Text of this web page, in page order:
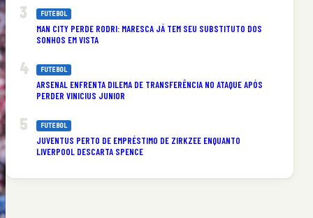
FUTEBOL
MAN CITY PERDE RODRI: MARESCA JÁ TEM SEU SUBSTITUTO DOS
SONHOS EM VISTA
FUTEBOL
ARSENAL ENFRENTA DILEMA DE TRANSFERÊNCIA NO ATAQUE APÓS
PERDER VINICIUS JUNIOR
FUTEBOL
JUVENTUS PERTO DE EMPRÉSTIMO DE ZIRKZEE ENQUANTO
LIVERPOOL DESCARTA SPENCE